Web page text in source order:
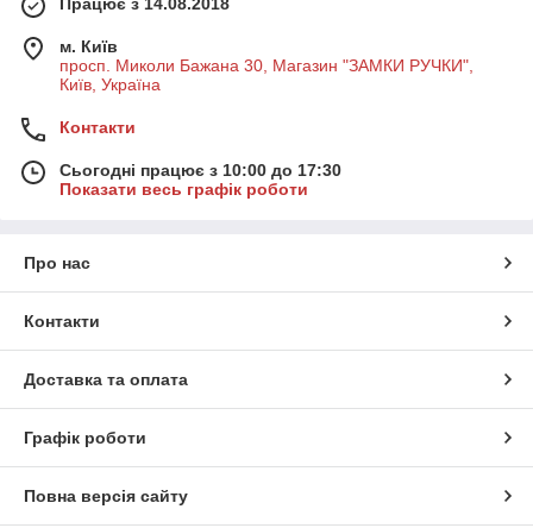
Працює з 14.08.2018
м. Київ
просп. Миколи Бажана 30, Магазин "ЗАМКИ РУЧКИ",
Київ, Україна
Контакти
Сьогодні працює з 10:00 до 17:30
Показати весь графік роботи
Про нас
Контакти
Доставка та оплата
Графік роботи
Повна версія сайту